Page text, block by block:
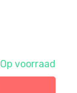
Op voorraad